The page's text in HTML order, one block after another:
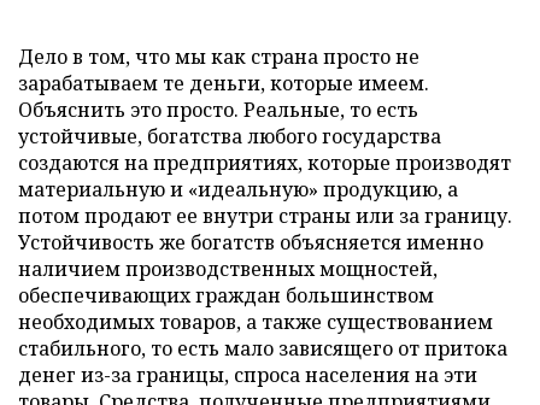
Дело в том, что мы как страна просто не
зарабатываем те деньги, которые имеем.
Объяснить это просто. Реальные, то есть
устойчивые, богатства любого государства
создаются на предприятиях, которые производят
материальную и «идеальную» продукцию, а
потом продают ее внутри страны или за границу.
Устойчивость же богатств объясняется именно
наличием производственных мощностей,
обеспечивающих граждан большинством
необходимых товаров, а также существованием
стабильного, то есть мало зависящего от притока
денег из-за границы, спроса населения на эти